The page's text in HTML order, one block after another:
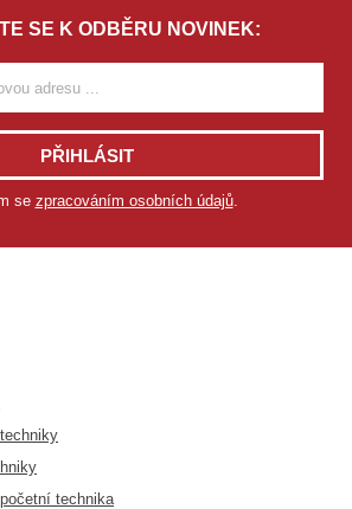
SE K ODBĚRU NOVINEK:
PŘIHLÁSIT
se zpracováním osobních údajů.
technika